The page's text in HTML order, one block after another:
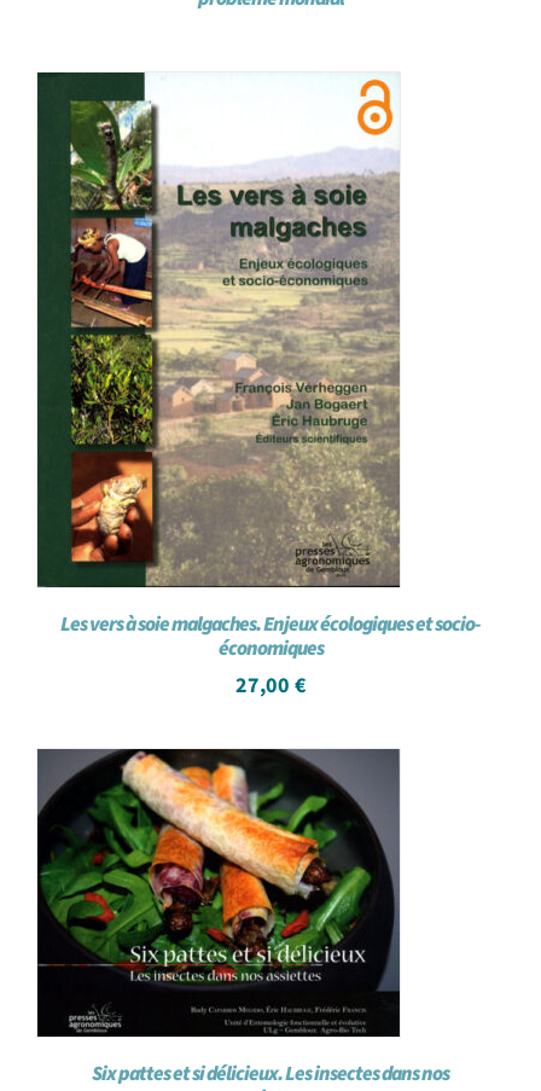
Les vers à soie malgaches. Enjeux écologiques et socio-
économiques
27,00 €
Six pattes et si délicieux. Les insectes dans nos